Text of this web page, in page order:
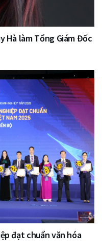
Hà làm Tổng Giám Đốc
đạt chuẩn văn hóa